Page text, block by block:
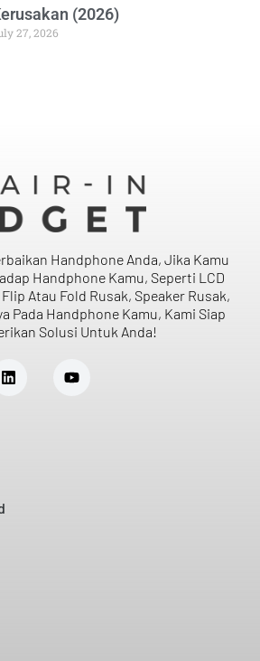
(2026)
27, 2026
Handphone Anda, Jika Kamu
Handphone Kamu, Seperti LCD
Atau Fold Rusak, Speaker Rusak,
Pada Handphone Kamu, Kami Siap
Solusi Untuk Anda!